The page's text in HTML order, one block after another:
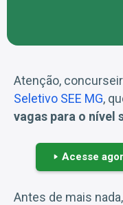
Atenção,
Seletivo SEE MG,
vagas para o nível
Acesse
Antes de mais